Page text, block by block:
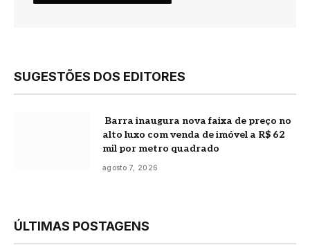
SUGESTÕES DOS EDITORES
Barra inaugura nova faixa de preço no
alto luxo com venda de imóvel a R$ 62
mil por metro quadrado
agosto 7, 2026
ÚLTIMAS POSTAGENS